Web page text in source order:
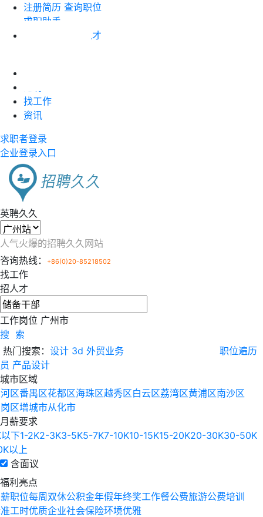
注册简历 查询职位
求职助手
搜索人才
找工作
资讯
求职者登录
企业登录入口
英聘久久
人气火爆的招聘久久网站
咨询热线：
+86(0)20-85218502
找工作
招人才
工作岗位 广州市
搜 索
热门搜索： 设计 3d 外贸业务
员 产品设计
职位遍历
城市区域
区番禺区花都区海珠区越秀区白云区荔湾区黄浦区南沙区
区增城市从化市
月薪要求
以下1-2K2-3K3-5K5-7K7-10K10-15K15-20K20-30K30-50K
以上
含面议
福利亮点
职位每周双休公积金年假年终奖工作餐公费旅游公费培训
工时优质企业社会保险环境优雅